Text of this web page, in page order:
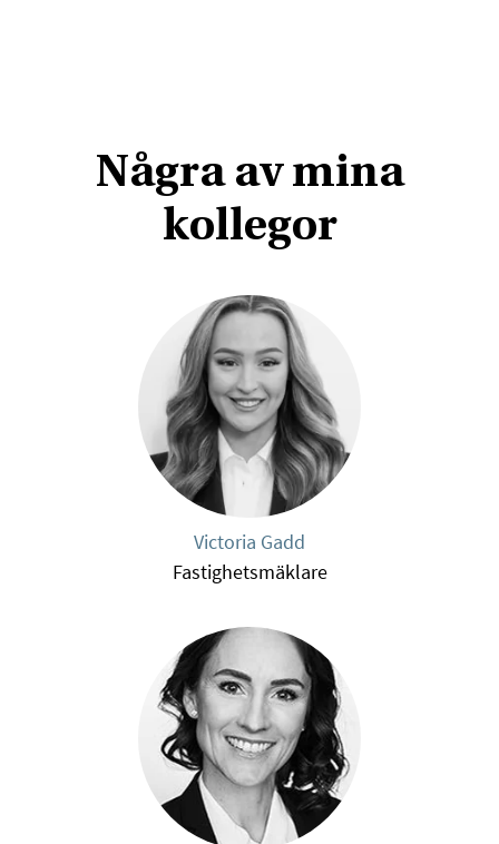
Några av mina
kollegor
Victoria Gadd
Fastighetsmäklare